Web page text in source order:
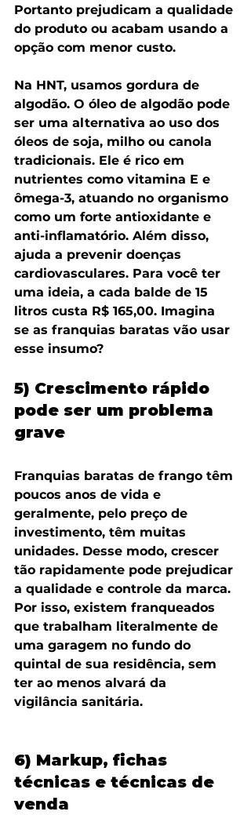
Portanto prejudicam a qualidade
do produto ou acabam usando a
opção com menor custo.
Na HNT, usamos gordura de
algodão. O óleo de algodão pode
ser uma alternativa ao uso dos
óleos de soja, milho ou canola
tradicionais. Ele é rico em
nutrientes como vitamina E e
ômega-3, atuando no organismo
como um forte antioxidante e
anti-inflamatório. Além disso,
ajuda a prevenir doenças
cardiovasculares. Para você ter
uma ideia, a cada balde de 15
litros custa R$ 165,00. Imagina
se as franquias baratas vão usar
esse insumo?
5) Crescimento rápido
pode ser um problema
grave
Franquias baratas de frango têm
poucos anos de vida e
geralmente, pelo preço de
investimento, têm muitas
unidades. Desse modo, crescer
tão rapidamente pode prejudicar
a qualidade e controle da marca.
Por isso, existem franqueados
que trabalham literalmente de
uma garagem no fundo do
quintal de sua residência, sem
ter ao menos alvará da
vigilância sanitária.
6) Markup, fichas
técnicas e técnicas de
venda